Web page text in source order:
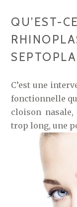
C’est une
fonctionnelle
cloison
trop long, une